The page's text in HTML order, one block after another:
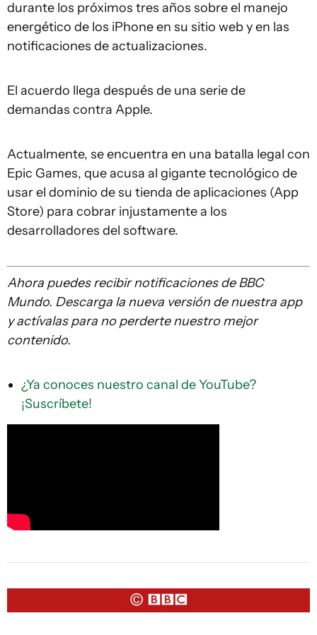
durante los próximos tres años sobre el manejo
energético de los iPhone en su sitio web y en las
notificaciones de actualizaciones.
El acuerdo llega después de una serie de
demandas contra Apple.
Actualmente, se encuentra en una batalla legal con
Epic Games, que acusa al gigante tecnológico de
usar el dominio de su tienda de aplicaciones (App
Store) para cobrar injustamente a los
desarrolladores del software.
Ahora puedes recibir notificaciones de BBC
Mundo. Descarga la nueva versión de nuestra app
y actívalas para no perderte nuestro mejor
contenido.
¿Ya conoces nuestro canal de YouTube?
¡Suscríbete!